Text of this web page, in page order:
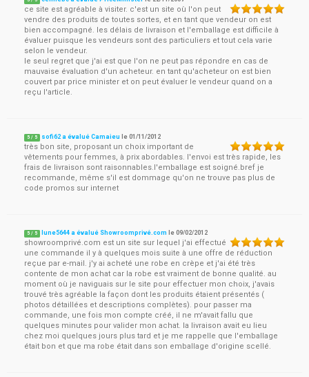
ce site est agréable à visiter. c'est un site où l'on peut
vendre des produits de toutes sortes, et en tant que vendeur on est
bien accompagné. les délais de livraison et l'emballage est difficile à
évaluer puisque les vendeurs sont des particuliers et tout cela varie
selon le vendeur.
le seul regret que j'ai est que l'on ne peut pas répondre en cas de
mauvaise évaluation d'un acheteur. en tant qu'acheteur on est bien
couvert par price minister et on peut évaluer le vendeur quand on a
reçu l'article.
5 / 5 sofi62 a évalué Camaieu le01/11/2012
très bon site, proposant un choix important de
vêtements pour femmes, à prix abordables. l'envoi est très rapide, les
frais de livraison sont raisonnables.l'emballage est soigné.bref je
recommande, même s'il est dommage qu'on ne trouve pas plus de
code promos sur internet
5 / 5 lune5644 a évalué Showroomprivé.com le09/02/2012
showroomprivé.com est un site sur lequel j'ai effectué
une commande il y à quelques mois suite à une offre de réduction
reçue par e-mail. j'y ai acheté une robe en crèpe et j'ai été très
contente de mon achat car la robe est vraiment de bonne qualité. au
moment où je naviguais sur le site pour effectuer mon choix, j'avais
trouvé très agréable la façon dont les produits étaient présentés (
photos détaillées et descriptions complètes). pour passer ma
commande, une fois mon compte créé, il ne m'avait fallu que
quelques minutes pour valider mon achat. la livraison avait eu lieu
chez moi quelques jours plus tard et je me rappelle que l'emballage
était bon et que ma robe était dans son emballage d'origine scellé.